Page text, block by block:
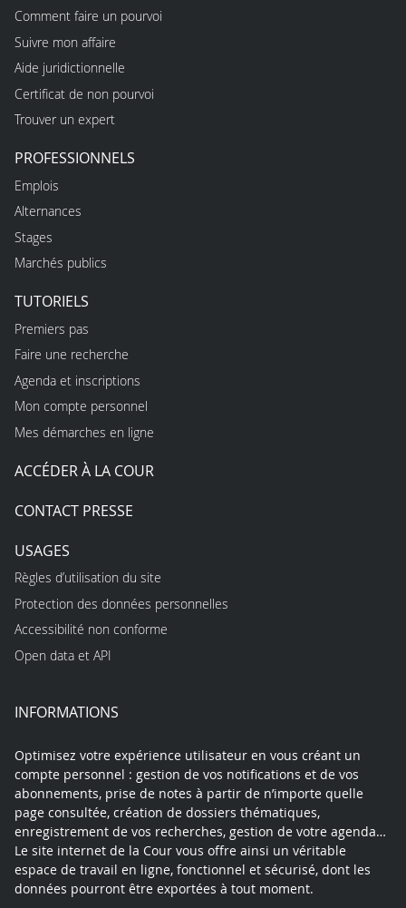
Comment faire un pourvoi
Suivre mon affaire
Aide juridictionnelle
Certificat de non pourvoi
Trouver un expert
PROFESSIONNELS
Emplois
Alternances
Stages
Marchés publics
TUTORIELS
Premiers pas
Faire une recherche
Agenda et inscriptions
Mon compte personnel
Mes démarches en ligne
ACCÉDER À LA COUR
CONTACT PRESSE
USAGES
Règles d’utilisation du site
Protection des données personnelles
Accessibilité non conforme
Open data et API
INFORMATIONS
Optimisez votre expérience utilisateur en vous créant un
compte personnel : gestion de vos notifications et de vos
abonnements, prise de notes à partir de n’importe quelle
page consultée, création de dossiers thématiques,
enregistrement de vos recherches, gestion de votre agenda…
Le site internet de la Cour vous offre ainsi un véritable
espace de travail en ligne, fonctionnel et sécurisé, dont les
données pourront être exportées à tout moment.